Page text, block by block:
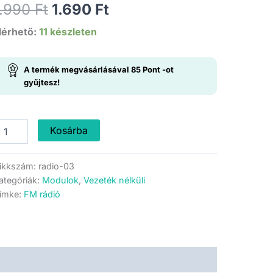
Ft Original
price
was:
1.990 Ft.
1.690 Ft
is:
11 készleten
A termék megvásárlásával 85Pont-ot
gyűjtesz!
Kosárba
radio-03
Modulok, Vezeték nélküli
FM rádió